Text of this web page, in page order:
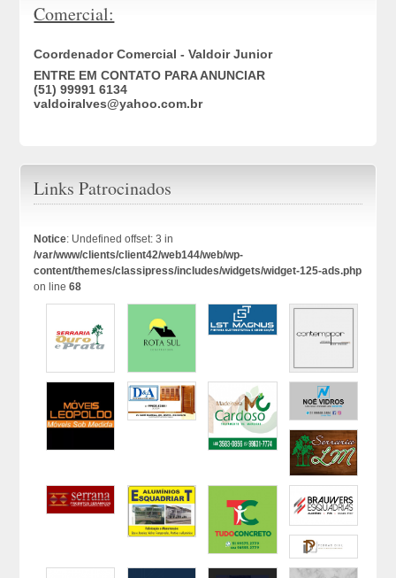
Comercial:
Coordenador Comercial - Valdoir Junior
ENTRE EM CONTATO PARA ANUNCIAR
(51) 99991 6134
valdoiralves@yahoo.com.br
Links Patrocinados
Notice: Undefined offset: 3 in
/var/www/clients/client42/web144/web/wp-
content/themes/classipress/includes/widgets/widget-125-ads.php
on line68